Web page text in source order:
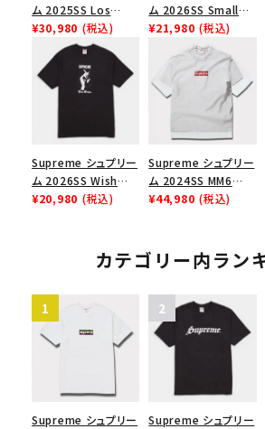
ム 2025SS Los
Angeles Fire Relief
Box Logo Tee ファ
イヤーリリーフボック
スロゴTシャツ ホワ
¥30,980 (税込)
ム 2026SS Small
Box Tee スモールボ
ックスTシャツ ブラッ
¥21,980 (税込)
Supreme シュプリー
ム 2026SS Wish
Tee ウィッシュTシ
¥20,980 (税込)
Supreme シュプリー
ム 2024SS MM6
Maison Margiela
クスロゴTシャツ ホ
ワイト 白
¥44,980 (税込)
カテゴリー内ラン
Supreme シュプリー
Supreme シュプリー